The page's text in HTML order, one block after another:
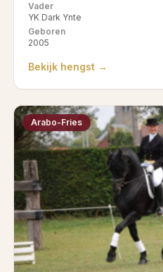
Vader
YK Dark Ynte
Geboren
2005
Bekijk hengst →
Arabo-Fries